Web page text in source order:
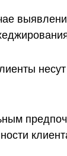
несут